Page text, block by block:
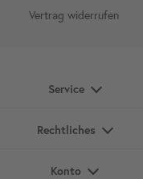
Vertrag widerrufen
Service
Rechtliches
Konto